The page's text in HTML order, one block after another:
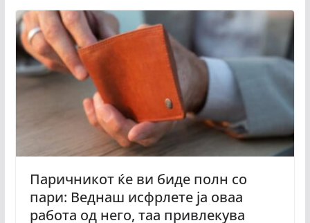
Паричникот ќе ви биде полн со
пари: Веднаш исфрлете ја оваа
работа од него, таа привлекува